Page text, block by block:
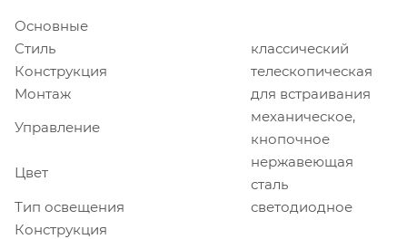
Основные
Стиль
классический
Конструкция
телескопическая
Монтаж
для встраивания
Управление
механическое,
кнопочное
Цвет
нержавеющая
сталь
Тип освещения
светодиодное
Конструкция